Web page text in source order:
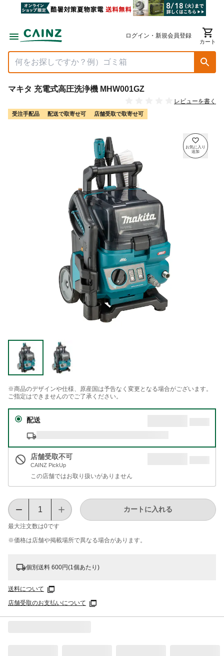
ログイン・新規会員登録
カート
マキタ 充電式高圧洗浄機 MHW001GZ
レビューを書く
受注手配品 配送で取寄せ可 店舗受取で取寄せ可
※商品のデザインや仕様、原産国は予告なく変更となる場合がございます。
ご指定はできませんのでご了承ください。
配送
店舗受取不可
CAINZ PickUp
この店舗ではお取り扱いがありません
最大注文数は0です
カートに入れる
※価格は​店舗や​掲載場所で​異なる​場合が​あります。
個別送料 600円(1個あたり)
送料について
店舗受取のお支払いについて